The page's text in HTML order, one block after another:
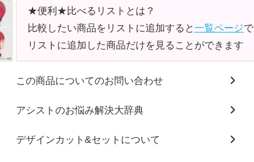
★便利★比べるリストとは？
比較したい商品をリストに追加すると一覧ページで
リストに追加した商品だけを見ることができます
この商品についてのお問い合わせ
アシストのお悩み解決大辞典
デザインカット&セットについて